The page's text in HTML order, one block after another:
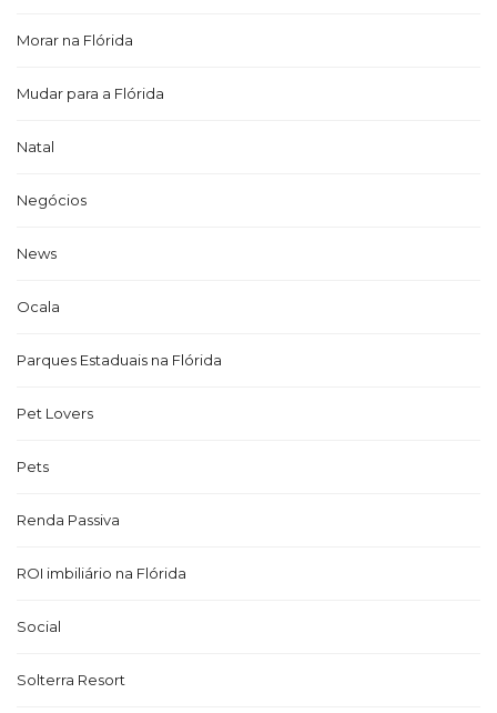
Morar na Flórida
Mudar para a Flórida
Natal
Negócios
News
Ocala
Parques Estaduais na Flórida
Pet Lovers
Pets
Renda Passiva
ROI imbiliário na Flórida
Social
Solterra Resort